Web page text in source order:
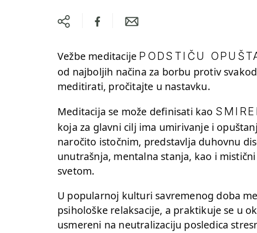
Vežbe meditacije PODSTIČU
od najboljih načina za borbu protiv
meditirati, pročitajte u nastavku.
Meditacija se može definisati kao
koja za glavni cilj ima umirivanje i
naročito istočnim, predstavlja duhovnu
unutrašnja, mentalna stanja, kao i
svetom.
U popularnoj kulturi savremenog doba
psihološke relaksacije, a praktikuje se u
usmereni na neutralizaciju posledica